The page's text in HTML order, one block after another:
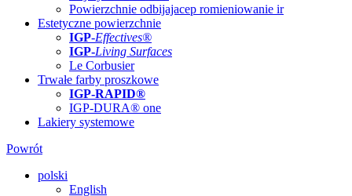
Powierzchnie odbijajacep romieniowanie ir
Estetyczne powierzchnie
IGP-Effectives®
IGP-Living Surfaces
Le Corbusier
Trwałe farby proszkowe
IGP-RAPID®
IGP-DURA® one
Lakiery systemowe
Powrót
polski
English